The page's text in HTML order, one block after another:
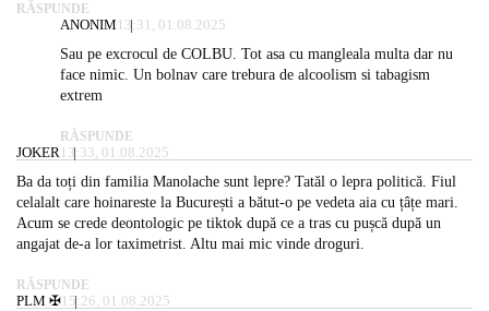
RĂSPUNDE
ANONIM 13:31, 01.08.2025
Sau pe excrocul de COLBU. Tot asa cu mangleala multa dar nu
face nimic. Un bolnav care trebura de alcoolism si tabagism
extrem
RĂSPUNDE
JOKER13:33, 01.08.2025
Ba da toți din familia Manolache sunt lepre? Tatăl o lepra politică. Fiul
celalalt care hoinareste la București a bătut-o pe vedeta aia cu țâțe mari.
Acum se crede deontologic pe tiktok după ce a tras cu pușcă după un
angajat de-a lor taximetrist. Altu mai mic vinde droguri.
RĂSPUNDE
PLM ✠15:26, 01.08.2025